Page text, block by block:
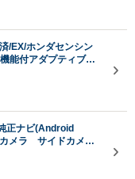
/EX/ホンダセンシン
能付アダプティブク
援システム/革プライ
ヒーター/ベンチレー
正ナビ(Android
メラ サイドカメ
ートヒーター コン
ッドライト 純正ア